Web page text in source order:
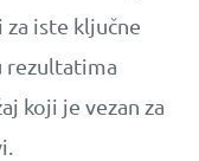
iste ključne
rezultatima
koji je vezan za